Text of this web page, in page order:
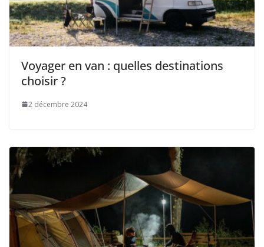
Voyager en van : quelles destinations
choisir ?
2 décembre 2024